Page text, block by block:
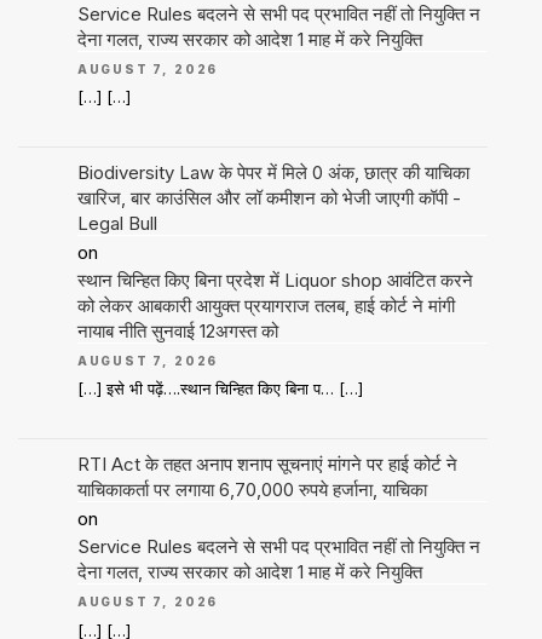
Service Rules बदलने से सभी पद प्रभावित नहीं तो नियुक्ति न
देना गलत, राज्य सरकार को आदेश 1 माह में करे नियुक्ति
AUGUST 7, 2026
[…] […]
Biodiversity Law के पेपर में मिले 0 अंक, छात्र की याचिका
खारिज, बार काउंसिल और लॉ कमीशन को भेजी जाएगी कॉपी -
Legal Bull
on
स्थान चिन्हित किए बिना प्रदेश में Liquor shop आवंटित करने
को लेकर आबकारी आयुक्त प्रयागराज तलब, हाई कोर्ट ने मांगी
नायाब नीति सुनवाई 12अगस्त को
AUGUST 7, 2026
[…] इसे भी पढ़ें….स्थान चिन्हित किए बिना प… […]
RTI Act के तहत अनाप शनाप सूचनाएं मांगने पर हाई कोर्ट ने
याचिकाकर्ता पर लगाया 6,70,000 रुपये हर्जाना, याचिका
on
Service Rules बदलने से सभी पद प्रभावित नहीं तो नियुक्ति न
देना गलत, राज्य सरकार को आदेश 1 माह में करे नियुक्ति
AUGUST 7, 2026
[…] […]